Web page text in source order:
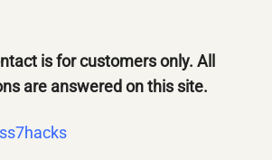
is for customers only. All
are answered on this site.